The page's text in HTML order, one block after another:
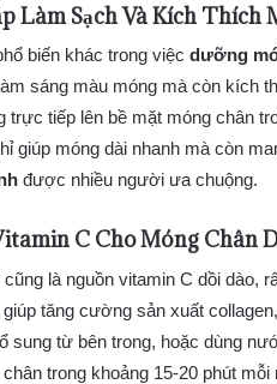
Làm Sạch Và Kích Thích
biến khác trong việc dưỡng
sáng màu móng mà còn kích
trực tiếp lên bề mặt móng chân
giúp móng dài nhanh mà còn
được nhiều người ưa chuộng.
C ChoMóng Chân
là nguồn vitamin C dồi dào,
tăng cường sản xuất
sung từ bên trong, hoặc dùng
trong khoảng 15-20 phút